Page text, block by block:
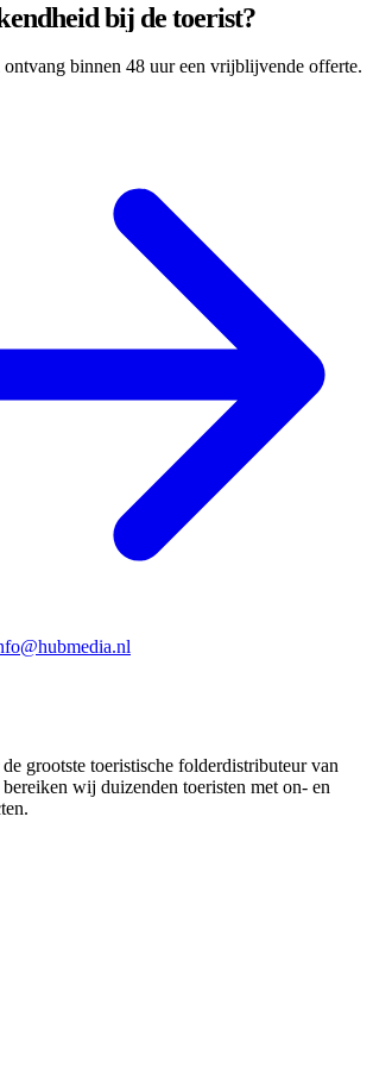
bij detoerist?
ontvang binnen 48 uur een vrijblijvende offerte.
grootste toeristische folderdistributeur van
wij duizenden toeristen met on- en